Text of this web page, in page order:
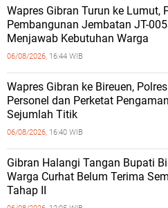
Wapres Gibran Turun ke Lumut,
Pembangunan Jembatan JT-
Menjawab Kebutuhan Warga
06/08/2026, 16:44 WIB
Wapres Gibran ke Bireuen,
Personel dan Perketat
Sejumlah Titik
06/08/2026, 16:40 WIB
Gibran Halangi Tangan Bupati
Warga Curhat Belum Terima
Tahap II